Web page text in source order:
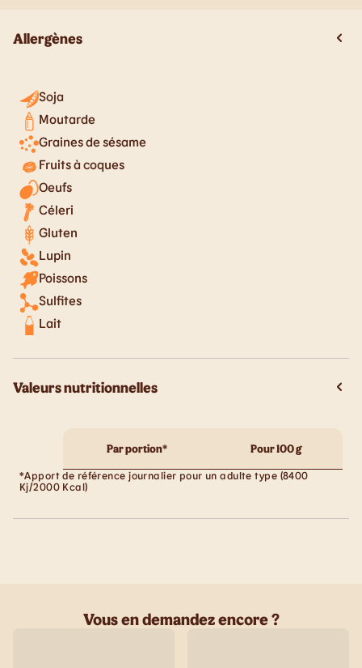
Allergènes
Soja
Moutarde
Graines de sésame
Fruits à coques
Oeufs
Céleri
Gluten
Lupin
Poissons
Sulfites
Lait
Valeurs nutritionnelles
Par portion* Pour 100 g
*Apport de référence journalier pour un adulte type (8400
Kj/2000 Kcal)
Vous en demandez encore ?